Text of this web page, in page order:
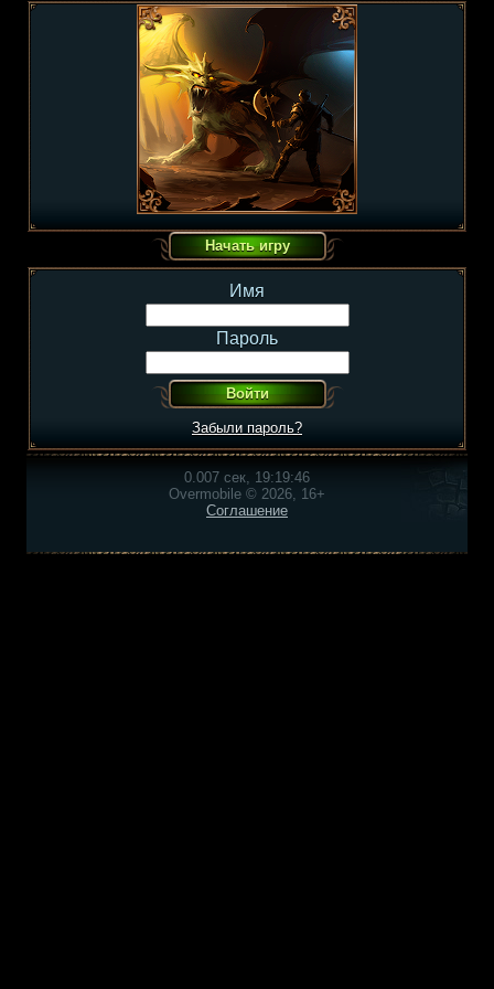
Имя
Пароль
Забыли пароль?
0.007 сек, 19:19:46
Overmobile © 2026, 16+
Соглашение